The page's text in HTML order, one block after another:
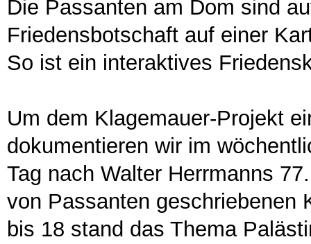
Die Passanten am Dom sind
Friedensbotschaft auf einer
So ist ein interaktives
Um dem Klagemauer-Projekt
dokumentieren wir im
Tag nach Walter Herrmanns
von Passanten geschriebenen
bis 18 stand das Thema